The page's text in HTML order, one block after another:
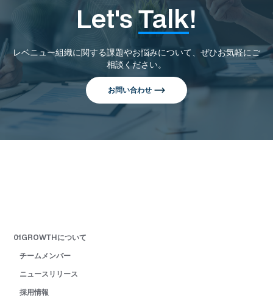
Let'sTalk!
レベニュー組織に関する課題やお悩みについて、ぜひお気軽にご
相談ください。
お問い合わせ
01GROWTHについて
チームメンバー
ニュースリリース
採用情報